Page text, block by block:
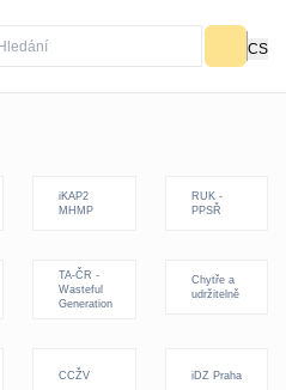
CS
iKAP2
MHMP
RUK -
PPSŘ
TA-ČR -
Wasteful
Generation
Chytře a
udržitelně
CCŽV iDZ Praha